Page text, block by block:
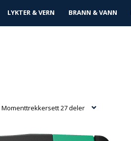
LYKTER & VERN BRANN & VANN
Momenttrekkersett 27 deler